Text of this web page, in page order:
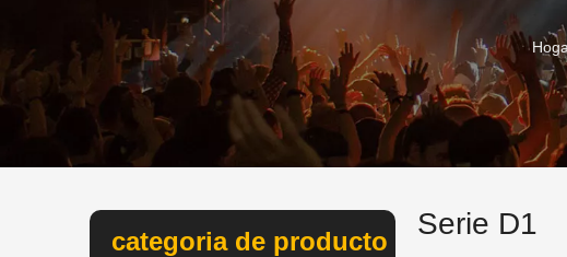
categoria de producto
Serie D1